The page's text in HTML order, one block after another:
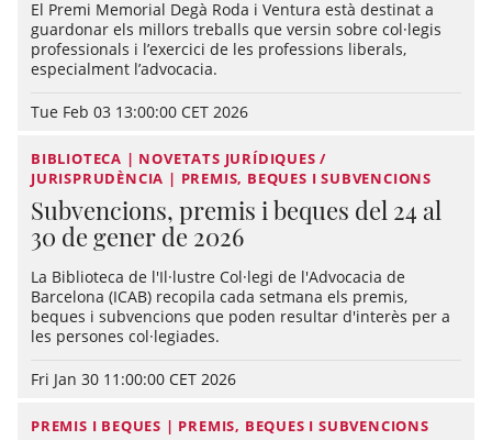
El Premi Memorial Degà Roda i Ventura està destinat a
guardonar els millors treballs que versin sobre col·legis
professionals i l’exercici de les professions liberals,
especialment l’advocacia.
Tue Feb 03 13:00:00 CET 2026
BIBLIOTECA | NOVETATS JURÍDIQUES /
JURISPRUDÈNCIA | PREMIS, BEQUES I SUBVENCIONS
Subvencions, premis i beques del 24 al
30 de gener de 2026
La Biblioteca de l'Il·lustre Col·legi de l'Advocacia de
Barcelona (ICAB) recopila cada setmana els premis,
beques i subvencions que poden resultar d'interès per a
les persones col·legiades.
Fri Jan 30 11:00:00 CET 2026
PREMIS I BEQUES | PREMIS, BEQUES I SUBVENCIONS